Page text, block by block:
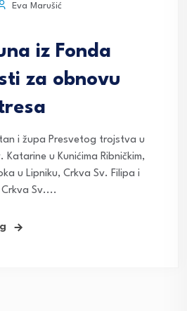
Eva Marušić
iz Fonda
za obnovu
i župa Presvetog trojstva u
Katarine u Kunićima Ribničkim,
u Lipniku, Crkva Sv. Filipa i
Sv....